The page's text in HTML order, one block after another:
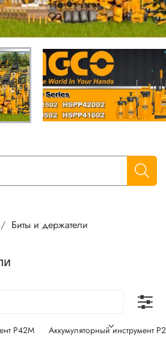
Биты и держатели
P42M Аккумуляторный инструмент